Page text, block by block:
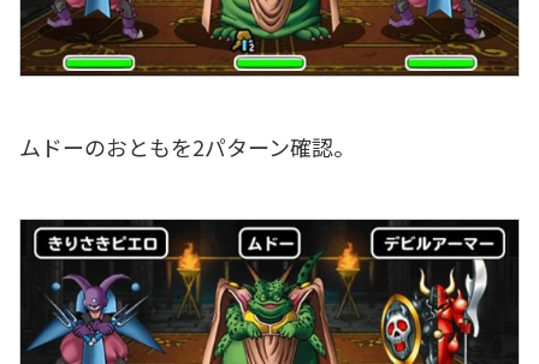
ムドーのおともを2パターン確認。